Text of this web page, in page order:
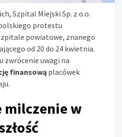
Szpital Miejski Sp. z o.o.
protestu
powiatowe, znanego
od 20 do 24 kwietnia.
zwrócenie uwagi na
finansową placówek
milczenie w